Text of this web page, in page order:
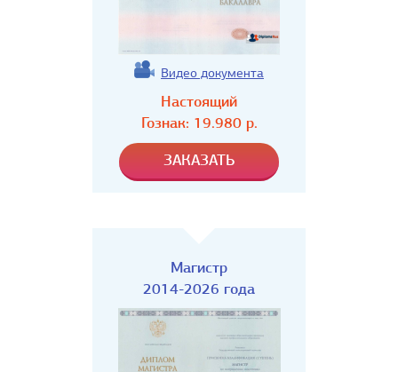
Видео документа
Настоящий
Гознак: 19.980р.
Магистр
2014-2026 года